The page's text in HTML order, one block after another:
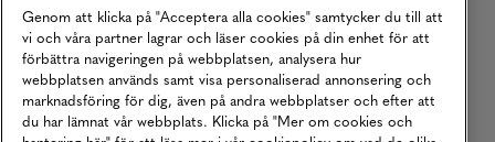
Köpvillkor
Karriär
Vårt Ansvar
Våra Tjänster
Genom att klicka på "Acceptera alla cookies" samtycker du till att
vi och våra partner lagrar och läser cookies på din enhet för att
förbättra navigeringen på webbplatsen, analysera hur
webbplatsen används samt visa personaliserad annonsering och
marknadsföring för dig, även på andra webbplatser och efter att
du har lämnat vår webbplats. Klicka på "Mer om cookies och